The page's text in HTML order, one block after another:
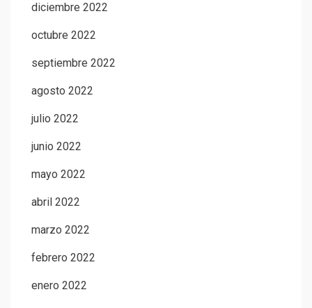
diciembre 2022
octubre 2022
septiembre 2022
agosto 2022
julio 2022
junio 2022
mayo 2022
abril 2022
marzo 2022
febrero 2022
enero 2022